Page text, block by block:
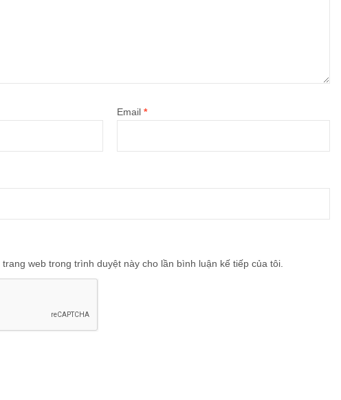
Email *
web trong trình duyệt này cho lần bình luận kế tiếp của tôi.